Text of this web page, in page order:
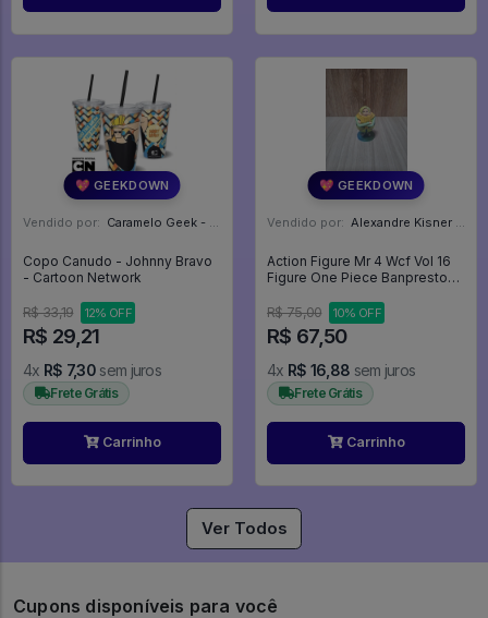
💖 GEEKDOWN
Vendido por: Caramelo Geek - DF
Copo Canudo - Johnny Bravo
- Cartoon Network
R$ 33,19 12% OFF
R$ 29,21
4x R$ 7,30 sem juros
Frete Grátis
Carrinho
💖 GEEKDOWN
Vendido por: Alexandre Kisner - PR
Action Figure Mr 4 Wcf Vol 16
Figure One Piece Banpresto
R$ 75,00
10% OFF
R$ 67,50
4x R$ 16,88 sem juros
Frete Grátis
Carrinho
Ver Todos
Cupons disponíveis para você